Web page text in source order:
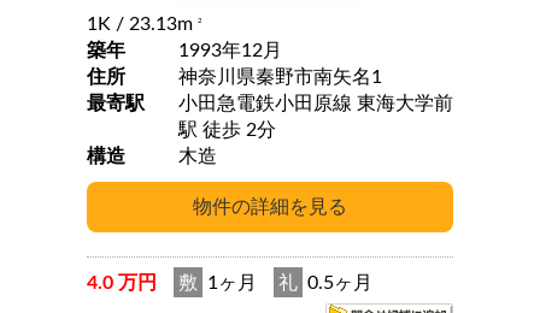
1K / 23.13m 2
築年
1993年12月
住所
神奈川県秦野市南矢名1
最寄駅
小田急電鉄小田原線 東海大学前
駅 徒歩 2分
構造
木造
4.0 万円 敷 1ヶ月 礼 0.5ヶ月